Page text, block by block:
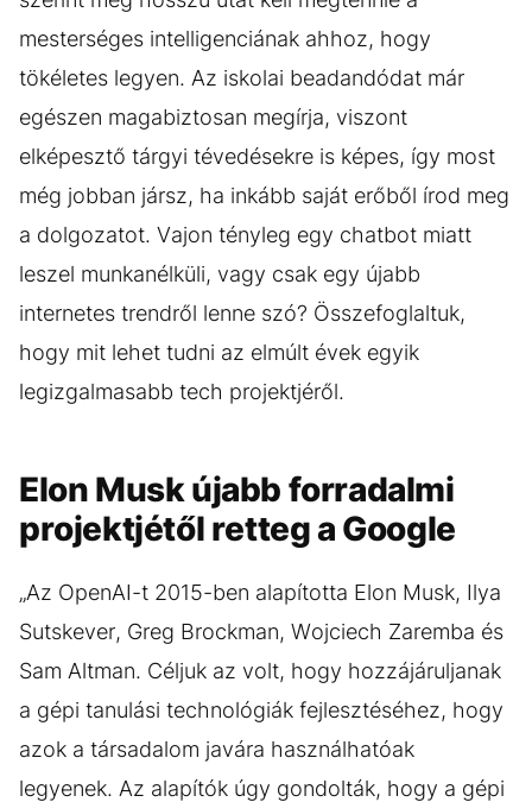
mesterséges intelligenciának ahhoz, hogy
tökéletes legyen. Az iskolai beadandódat már
egészen magabiztosan megírja, viszont
elképesztő tárgyi tévedésekre is képes, így most
még jobban jársz, ha inkább saját erőből írod meg
a dolgozatot. Vajon tényleg egy chatbot miatt
leszel munkanélküli, vagy csak egy újabb
internetes trendről lenne szó? Összefoglaltuk,
hogy mit lehet tudni az elmúlt évek egyik
legizgalmasabb tech projektjéről.
Elon Musk újabb forradalmi
projektjétől retteg a Google
„Az OpenAI-t 2015-ben alapította Elon Musk, Ilya
Sutskever, Greg Brockman, Wojciech Zaremba és
Sam Altman. Céljuk az volt, hogy hozzájáruljanak
a gépi tanulási technológiák fejlesztéséhez, hogy
azok a társadalom javára használhatóak
legyenek. Az alapítók úgy gondolták, hogy a gépi